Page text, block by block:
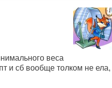
веса
и сб вообще толком не ела,